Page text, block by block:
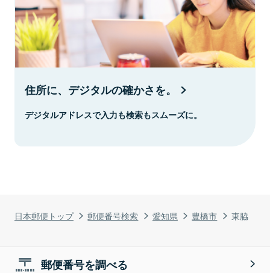
日本郵便トップ 郵便番号検索 愛知県 豊橋市 東脇
住所に、デジタルの確かさを。
デジタルアドレスで入力も検索もスムーズに。
郵便番号を調べる